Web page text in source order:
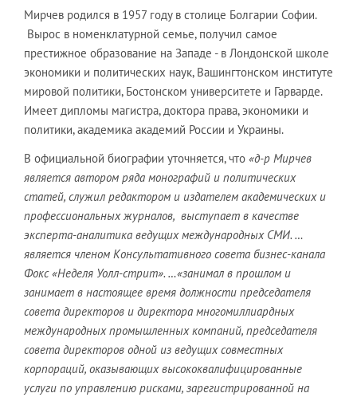
Мирчев родился в 1957 году в столице Болгарии Софии.
Вырос в номенклатурной семье, получил самое
престижное образование на Западе - в Лондонской школе
экономики и политических наук, Вашингтонском институте
мировой политики, Бостонском университете и Гарварде.
Имеет дипломы магистра, доктора права, экономики и
политики, академика академий России и Украины.
В официальной биографии уточняется, что «д-р Мирчев
является автором ряда монографий и политических
статей, служил редактором и издателем академических и
профессиональных журналов, выступает в качестве
эксперта-аналитика ведущих международных СМИ. …
является членом Консультативного совета бизнес-канала
Фокс «Неделя Уолл-стрит». …«занимал в прошлом и
занимает в настоящее время должности председателя
совета директоров и директора многомиллиардных
международных промышленных компаний, председателя
совета директоров одной из ведущих совместных
корпораций, оказывающих высококвалифицированные
услуги по управлению рисками, зарегистрированной на